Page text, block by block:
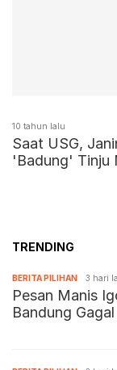
10 tahun lalu
Saat USG,
'Badung' Tinju
TRENDING
BERITA PILIHAN 3 hari
Pesan Manis
Bandung